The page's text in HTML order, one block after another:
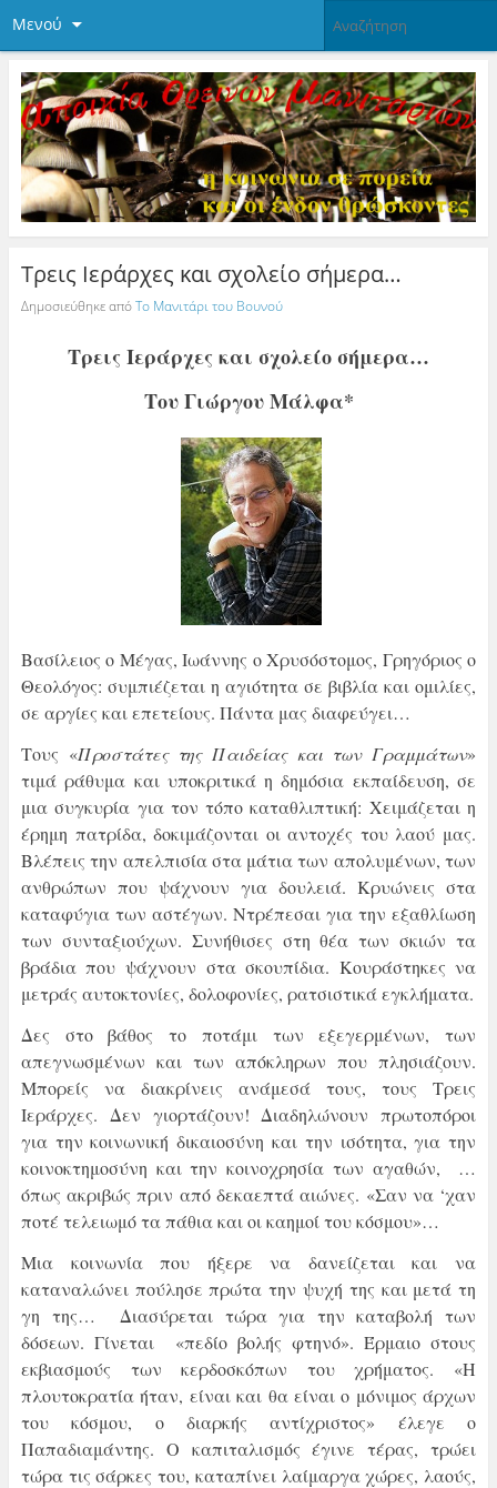
Μενού
Τρεις Ιεράρχες και σχολείο σήμερα…
Δημοσιεύθηκε απόΤο Μανιτάρι του Βουνού
Τρεις Ιεράρχες και σχολείο σήμερα…
Του Γιώργου Μάλφα*
Βασίλειος ο Μέγας, Ιωάννης ο Χρυσόστομος, Γρηγόριος ο
Θεολόγος: συμπιέζεται η αγιότητα σε βιβλία και ομιλίες,
σε αργίες και επετείους. Πάντα μας διαφεύγει…
Τους «Προστάτες της Παιδείας και των Γραμμάτων»
τιμά ράθυμα και υποκριτικά η δημόσια εκπαίδευση, σε
μια συγκυρία για τον τόπο καταθλιπτική: Χειμάζεται η
έρημη πατρίδα, δοκιμάζονται οι αντοχές του λαού μας.
Βλέπεις την απελπισία στα μάτια των απολυμένων, των
ανθρώπων που ψάχνουν για δουλειά. Κρυώνεις στα
καταφύγια των αστέγων. Ντρέπεσαι για την εξαθλίωση
των συνταξιούχων. Συνήθισες στη θέα των σκιών τα
βράδια που ψάχνουν στα σκουπίδια. Κουράστηκες να
μετράς αυτοκτονίες, δολοφονίες, ρατσιστικά εγκλήματα.
Δες στο βάθος το ποτάμι των εξεγερμένων, των
απεγνωσμένων και των απόκληρων που πλησιάζουν.
Μπορείς να διακρίνεις ανάμεσά τους, τους Τρεις
Ιεράρχες. Δεν γιορτάζουν! Διαδηλώνουν πρωτοπόροι
για την κοινωνική δικαιοσύνη και την ισότητα, για την
κοινοκτημοσύνη και την κοινοχρησία των αγαθών, …
όπως ακριβώς πριν από δεκαεπτά αιώνες. «Σαν να ‘χαν
ποτέ τελειωμό τα πάθια και οι καημοί του κόσμου»…
Μια κοινωνία που ήξερε να δανείζεται και να
καταναλώνει πούλησε πρώτα την ψυχή της και μετά τη
γη της… Διασύρεται τώρα για την καταβολή των
δόσεων. Γίνεται «πεδίο βολής φτηνό». Έρμαιο στους
εκβιασμούς των κερδοσκόπων του χρήματος. «Η
πλουτοκρατία ήταν, είναι και θα είναι ο μόνιμος άρχων
του κόσμου, ο διαρκής αντίχριστος» έλεγε ο
Παπαδιαμάντης. Ο καπιταλισμός έγινε τέρας, τρώει
τώρα τις σάρκες του, καταπίνει λαίμαργα χώρες, λαούς,